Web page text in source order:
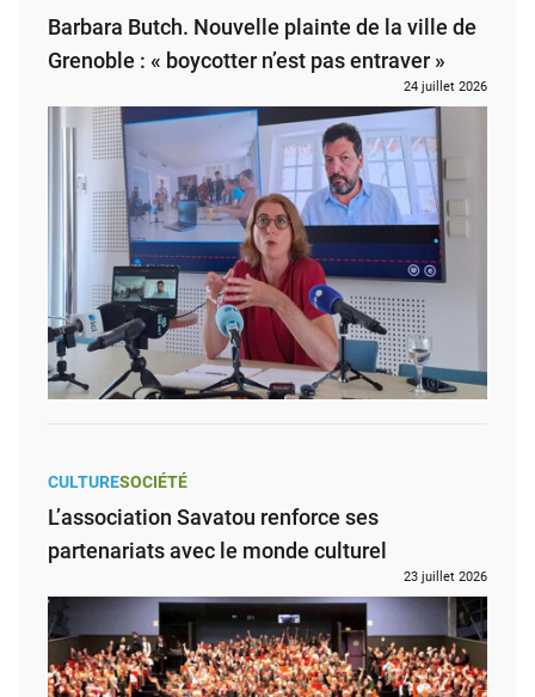
Barbara Butch. Nouvelle plainte de la ville de
Grenoble : « boycotter n’est pas entraver »
24 juillet 2026
CULTURESOCIÉTÉ
L’association Savatou renforce ses
partenariats avec le monde culturel
23 juillet 2026